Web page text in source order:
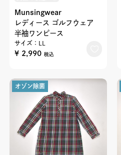
Munsingwear
レディース ゴルフウェア
半袖ワンピース
サイズ：LL
¥ 2,990 税込
オゾン除菌